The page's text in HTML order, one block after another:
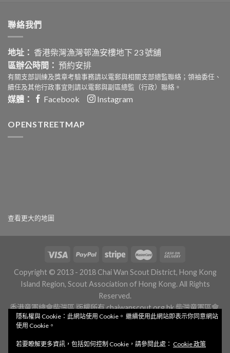
比
聯絡我們
地址： 香港柴灣漁灣邨漁安樓地下 23 號舖
區辦公時間： 預約安排
有關支部訓練及獎章考驗事務請以電郵與相關支部總監聯絡；領袖委任、
續任及其他行政事宜則請以電郵與副區總監（行政）聯絡。
媒體： Facebook Instagram
OPENSTREETMAP
查看更大的地圖
Copyright © 2013 - 2018 Chai Wan Scout District, Hong Kong
Island Region, Scout Association of Hong Kong. All Rights
Reserved.
香港童軍總會柴灣區 版權所有chaiwanscout.org.hk柴灣童軍區會.
組織.香港柴湾童军区会.組織.香港
隱私權與 Cookie：此網站使用 Cookie。 繼續使用此網站即表示你同意網站
使用 Cookie。
若要瞭解更多資訊，包括如何控制 Cookie，請參閱此處： Cookie 政策